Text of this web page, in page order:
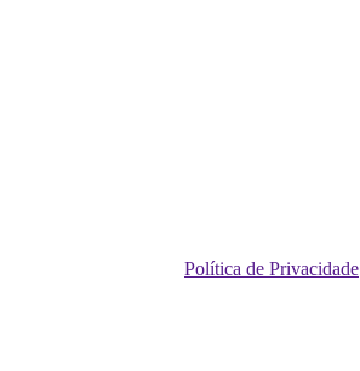
Política de Privacidade